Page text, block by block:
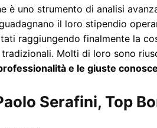
è uno strumento di analisi
il loro stipendio
raggiungendo finalmente la
tradizionali. Molti di loro sono
e le giuste
Serafini, Top